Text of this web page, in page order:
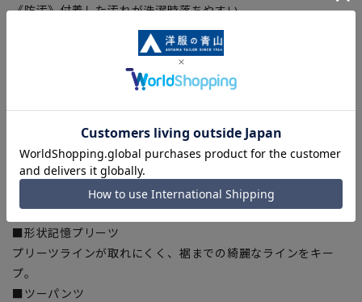
《防汚》付着した汚れが洗濯時落ちやすい。
《帯電防止》静電気が起こりにくい。
《安全性》各種安全性試験の基準を満たした安全性の高い加工
ご家庭で洗濯可能、洗濯機・シャワークリーンなど洗い方も選
ジャケットのみパンツだけでの洗濯等、ちょっとした汚れは部
分洗いもOK。
身体の動きを阻害しない抜群の着心地
■形状記憶プリーツ
プリーツラインが取れにくく、裾までの綺麗なラインをキー
プ。
■ツーパンツ